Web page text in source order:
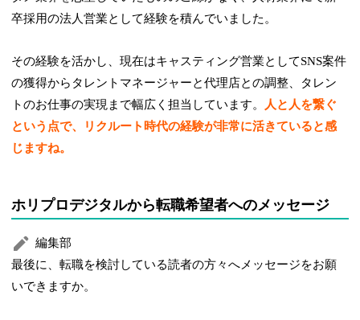
卒採用の法人営業として経験を積んでいました。
その経験を活かし、現在はキャスティング営業としてSNS案件
の獲得からタレントマネージャーと代理店との調整、タレン
トのお仕事の実現まで幅広く担当しています。
人と人を繋ぐ
という点で、リクルート時代の経験が非常に活きていると感
じますね。
ホリプロデジタルから転職希望者へのメッセージ
編集部
最後に、転職を検討している読者の方々へメッセージをお願
いできますか。